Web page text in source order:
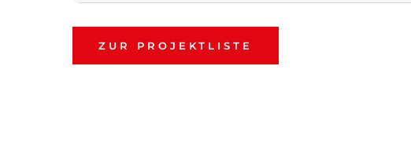
ZUR PROJEKTLISTE